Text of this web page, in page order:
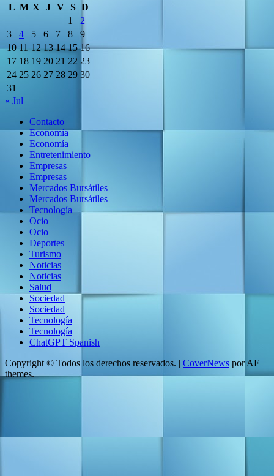
L M X J V S D
1
2
3
4 5 6 7 8
9
10 11 12 13 14 15 16
17 18 19 20 21 22 23
24 25 26 27 28 29 30
31
« Jul
Contacto
Economía
Economía
Entretenimiento
Empresas
Empresas
Mercados Bursátiles
Mercados Bursátiles
Tecnología
Ocio
Ocio
Deportes
Turismo
Noticias
Noticias
Salud
Sociedad
Sociedad
Tecnología
Tecnología
ChatGPT Spanish
Copyright © Todos los derechos reservados. | CoverNews por AF
themes.